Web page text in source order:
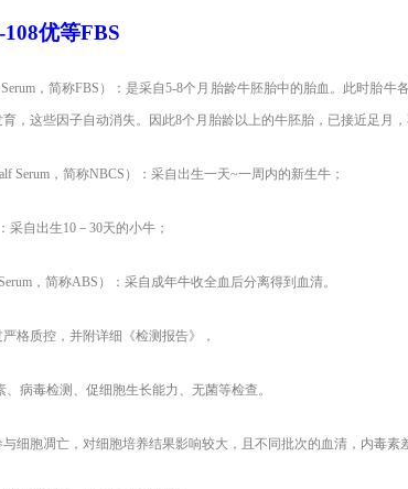
优等FBS
Serum，简称FBS）：是采自5-8个月胎龄牛胚胎中的胎血。此时胎
，这些因子自动消失。因此8个月胎龄以上的牛胚胎，已接近足月
Serum，简称NBCS）：采自出生一天~一周内的新生牛；
采自出生10－30天的小牛；
，简称ABS）：采自成年牛收全血后分离得到血清。
格质控，并附详细《检测报告》，
病毒检测、促细胞生长能力、无菌等检查。
细胞凋亡，对细胞培养结果影响较大，且不同批次的血清，内毒素